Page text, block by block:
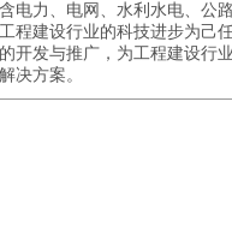
电力、电网、水利水电、公
程建设行业的科技进步为己
开发与推广，为工程建设行
决方案。